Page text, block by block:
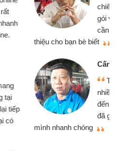
wave nhưng thật may đã có
tiền bằng CMND online không
mặt nên rất tiện lợi, sẽ giới
Lực - Tạp hóa
kinh doanh buôn bán nhỏ lẻ
lúc cần vốn nhập hàng, nhờ biết
qua bạn bè giới thiệu tôi
quyết được công việc của